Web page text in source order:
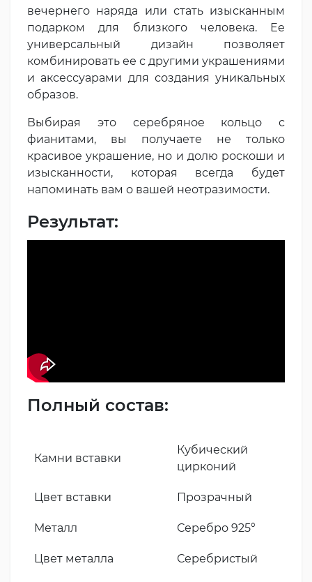
вечернего наряда или стать изысканным
подарком для близкого человека. Ее
универсальный дизайн позволяет
комбинировать ее с другими украшениями
и аксессуарами для создания уникальных
образов.
Выбирая это серебряное кольцо с
фианитами, вы получаете не только
красивое украшение, но и долю роскоши и
изысканности, которая всегда будет
напоминать вам о вашей неотразимости.
Результат:
Полный состав:
Камни вставки
Кубический
цирконий
Цвет вставки Прозрачный
Металл Серебро 925°
Цвет металла Серебристый